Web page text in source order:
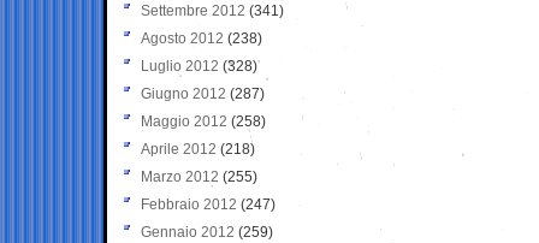
Settembre 2012 (341)
Agosto 2012 (238)
Luglio 2012 (328)
Giugno 2012 (287)
Maggio 2012 (258)
Aprile 2012 (218)
Marzo 2012 (255)
Febbraio 2012 (247)
Gennaio 2012 (259)